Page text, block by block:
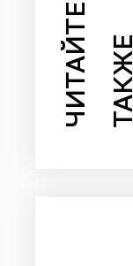
ЧИТАЙТЕ ТАКЖЕ